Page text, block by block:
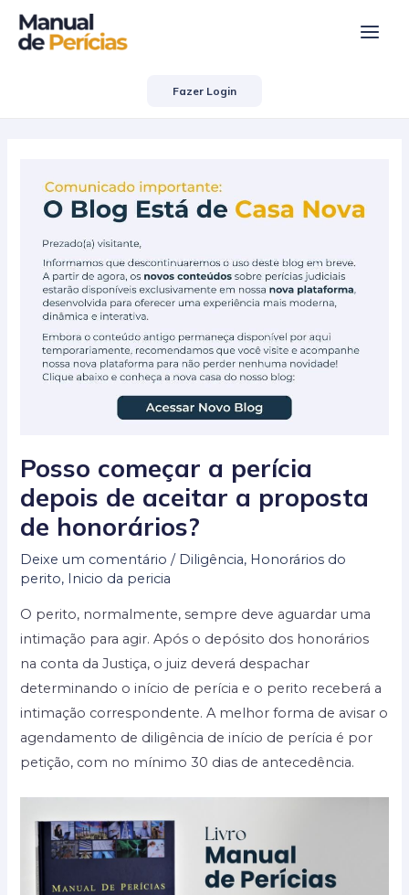
para
Fazer Login
Posso começar a perícia
depois de aceitar a proposta
de honorários?
Deixe um comentário / Diligência, Honorários do
perito, Inicio da pericia
O perito, normalmente, sempre deve aguardar uma
intimação para agir. Após o depósito dos honorários
na conta da Justiça, o juiz deverá despachar
determinando o início de perícia e o perito receberá a
intimação correspondente. A melhor forma de avisar o
agendamento de diligência de início de perícia é por
petição, com no mínimo 30 dias de antecedência.
Post
navigation